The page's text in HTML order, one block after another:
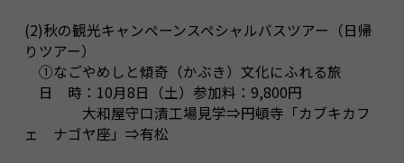
(2)秋の観光キャンペーンスペシャルバスツアー（日帰
りツアー）
①なごやめしと傾奇（かぶき）文化にふれる旅
日 時：10月8日（土）参加料：9,800円
大和屋守口漬工場見学⇒円頓寺「カブキカフ
ェ ナゴヤ座」⇒有松